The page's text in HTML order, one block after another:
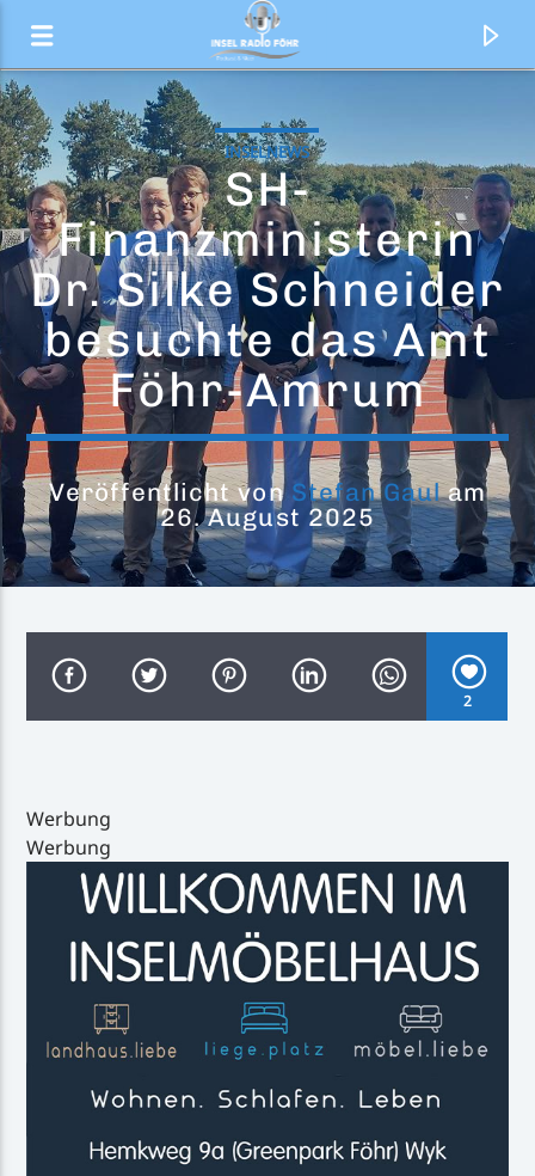
Aktueller Titel
Die 80er Jahre Show
Markus Mößer
Inselradio Föhr
INSELNEWS
SH-
Finanzministerin
Dr. Silke Schneider
besuchte das Amt
Föhr-Amrum
Veröffentlicht von Stefan Gaulam
26. August 2025
2
Werbung
Werbung